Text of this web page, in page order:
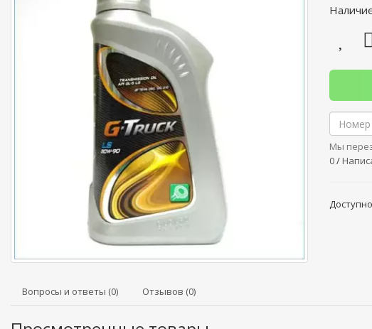
Мы
0/
Вопросы и ответы (0) Отзывов (0)